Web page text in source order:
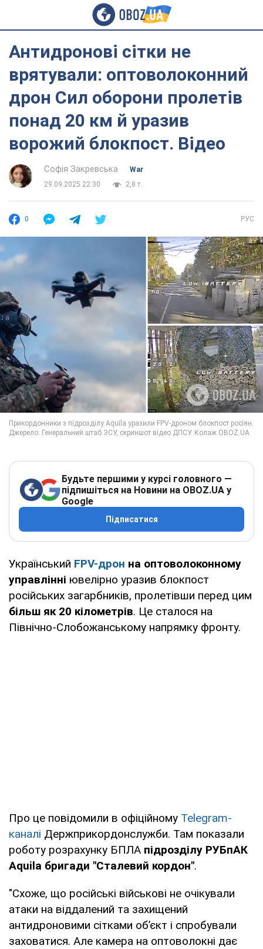
Антидронові сітки не
врятували: оптоволоконний
дрон Сил оборони пролетів
понад 20 км й уразив
ворожий блокпост. Відео
Софія Закревська
War
29.09.2025 22:30
2,8 т.
0 РУС
Будьте першими у курсі головного —
підпишіться на Новини на OBOZ.UA у
Google
Підписатися
Український FPV-дрон на оптоволоконному
управлінні ювелірно уразив блокпост
російських загарбників, пролетівши перед цим
більш як 20 кілометрів. Це сталося на
Північно-Слобожанському напрямку фронту.
Про це повідомили в офіційному Telegram-
каналі Держприкордонслужби. Там показали
роботу розрахунку БПЛА підрозділу РУБпАК
Aquila бригади "Сталевий кордон".
"Схоже, що російські військові не очікували
атаки на віддалений та захищений
антидроновими сітками об’єкт і спробували
заховатися. Але камера на оптоволокні дає